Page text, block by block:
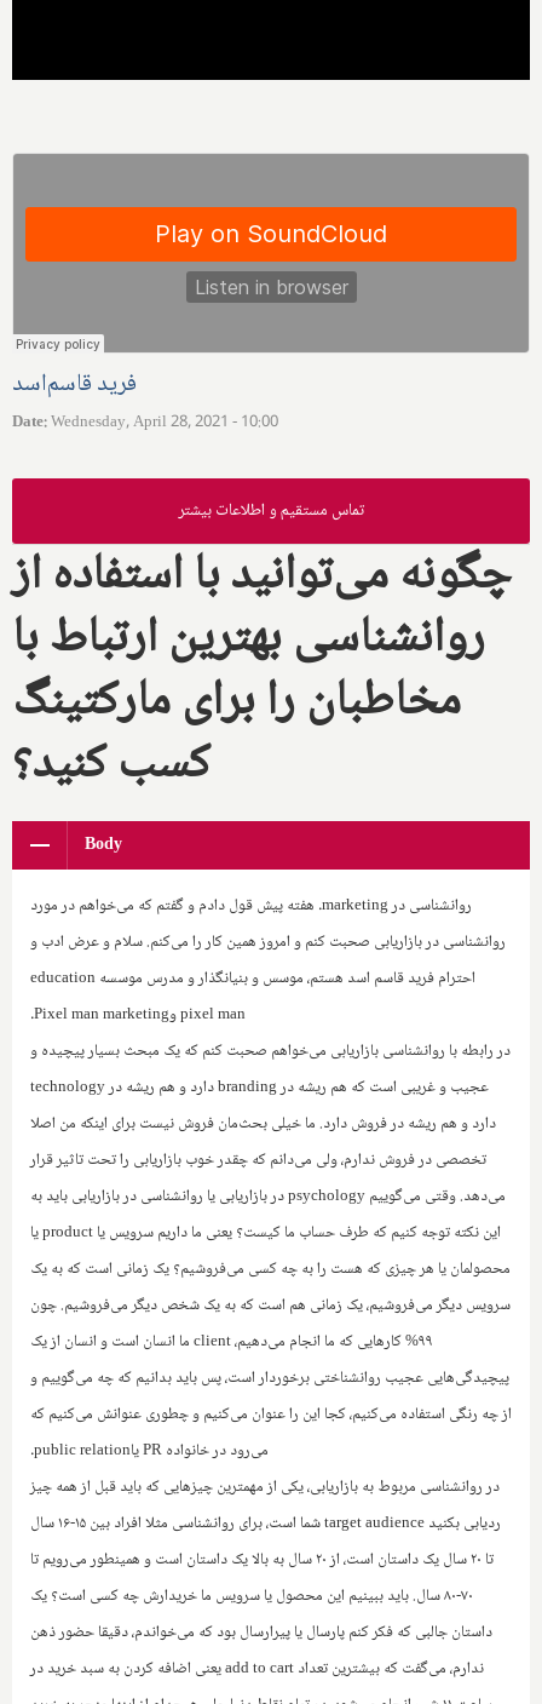
فرید قاسم‌اسد
Date:Wednesday, April 28, 2021 - 10:00
تماس مستقیم و اطلاعات بیشتر
چگونه می‌توانید با استفاده از
روانشناسی بهترین ارتباط با
مخاطبان را برای مارکتینگ
کسب کنید؟
Body
روانشناسی درmarketing. هفته پیش قول دادم و گفتم که می‌خواهم در مورد
روانشناسی در بازاریابی صحبت کنم و امروز همین کار را می‌کنم. سلام و عرض ادب و
احترام فرید قاسم اسد هستم، موسس و بنیانگذار و مدرس موسسه ‌ education
pixel manو‌Pixel man marketing
.
در رابطه با روانشناسی بازاریابی می‌خواهم صحبت کنم که یک مبحث بسیار پیچیده و
عجیب و غریبی است که هم ریشه درbrandingدارد و هم ریشه درtechnology
دارد و هم ریشه در فروش دارد. ما خیلی بحث‌مان فروش نیست برای اینکه من اصلا
تخصصی در فروش ندارم، ولی می‌دانم که چقدر خوب بازاریابی را تحت تاثیر قرار
می‌دهد. وقتی می‌گوییمpsychologyدر بازاریابی یا روانشناسی در بازاریابی باید به
این نکته توجه کنیم که طرف حساب ما کیست؟ یعنی ما داریم سرویس یاproductیا
محصولمان یا هر چیزی که هست را به چه کسی می‌فروشیم؟ یک زمانی است که به یک
سرویس دیگر می‌فروشیم، یک زمانی هم است که به یک شخص دیگر می‌فروشیم. چون
۹۹% کارهایی که ما انجام می‌دهیم،
clientما انسان است و انسان از یک
پیچیدگی‌هایی عجیب روانشناختی برخوردار است، پس باید بدانیم که چه می‌گوییم و
از چه رنگی استفاده می‌کنیم، کجا این را عنوان می‌کنیم و چطوری عنوانش می‌کنیم که
می‌رود در خانوادهPRیا‌public relation
.
در روانشناسی مربوط به بازاریابی، یکی از مهمترین چیزهایی که باید قبل از همه چیز
ردیابی بکنیدtarget audience
شما است، برای روانشناسی مثلا افراد بین ۱۵-۱۶ سال
تا ۲۰ سال یک داستان است، از ۲۰ سال به بالا یک داستان است و همینطور می‌رویم تا
۷۰-۸۰ سال. باید ببینیم این محصول یا سرویس ما خریدارش چه کسی است؟ یک
داستان جالبی که فکر کنم پارسال یا پیرارسال بود که می‌خواندم، دقیقا حضور ذهن
ندارم، می‌گفت که بیشترین تعدادadd to cartیعنی اضافه کردن به سبد خرید در